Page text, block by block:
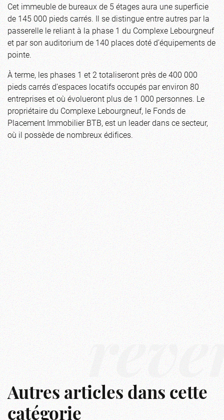
Cet immeuble de bureaux de 5 étages aura une superficie
de 145 000 pieds carrés. Il se distingue entre autres par la
passerelle le reliant à la phase 1 du Complexe Lebourgneuf
et par son auditorium de 140 places doté d’équipements de
pointe.
À terme, les phases 1 et 2 totaliseront près de 400 000
pieds carrés d’espaces locatifs occupés par environ 80
entreprises et où évolueront plus de 1 000 personnes. Le
propriétaire du Complexe Lebourgneuf, le Fonds de
Placement Immobilier BTB, est un leader dans ce secteur,
où il possède de nombreux édifices.
Autres articles dans cette
catégorie